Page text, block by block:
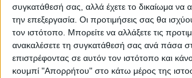
συγκατάθεσή σας, αλλά έχετε το δικαίωμα να
την επεξεργασία. Οι προτιμήσεις σας θα
τον ιστότοπο. Μπορείτε να αλλάξετε τις
ανακαλέσετε τη συγκατάθεσή σας ανά πάσα
επιστρέφοντας σε αυτόν τον ιστότοπο και
κουμπί "Απορρήτου" στο κάτω μέρος της
ΠΑΡΟΜΟΙΑ ΑΡΘΡΑ